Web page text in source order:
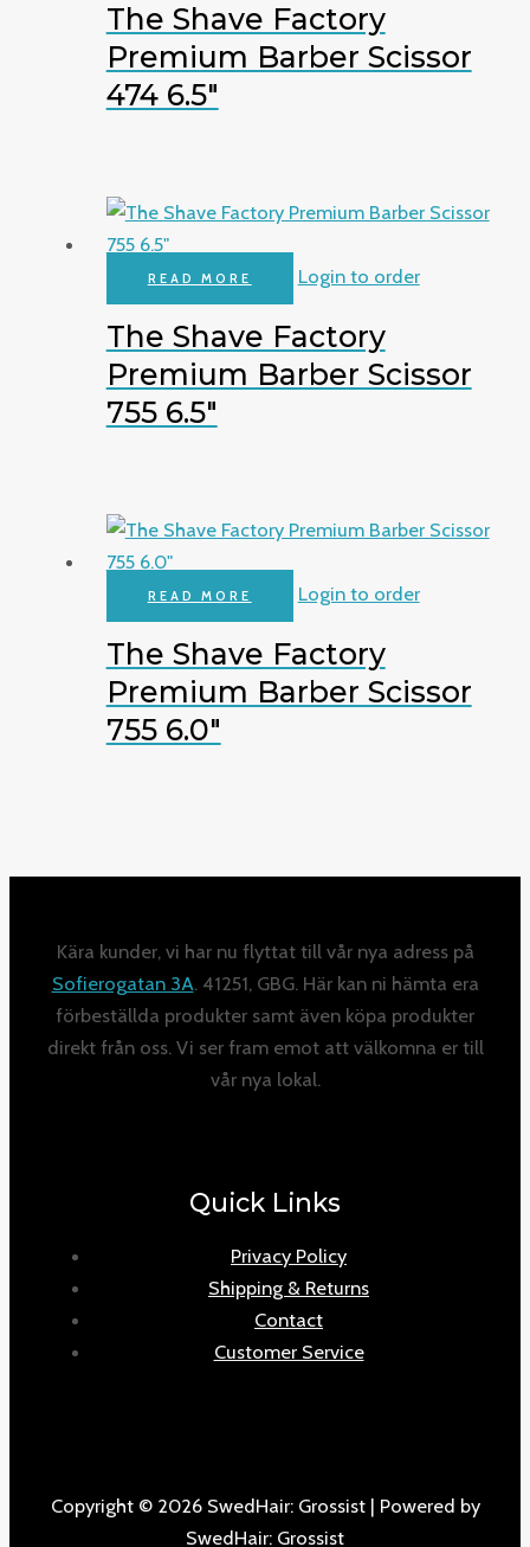
The Shave Factory
Premium Barber Scissor
474 6.5″
READ MORE Login to order
The Shave Factory
Premium Barber Scissor
755 6.5″
READ MORE Login to order
The Shave Factory
Premium Barber Scissor
755 6.0″
Kära kunder, vi har nu flyttat till vår nya adress på
Sofierogatan 3A. 41251, GBG. Här kan ni hämta era
förbeställda produkter samt även köpa produkter
direkt från oss. Vi ser fram emot att välkomna er till
vår nya lokal.
Quick Links
Privacy Policy
Shipping & Returns
Contact
Customer Service
Copyright © 2026 SwedHair: Grossist | Powered by
SwedHair: Grossist